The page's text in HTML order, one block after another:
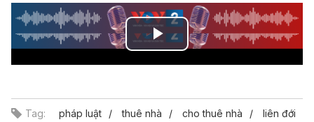
Play
Tag: pháp luật thuê nhà cho thuê nhà liên đới